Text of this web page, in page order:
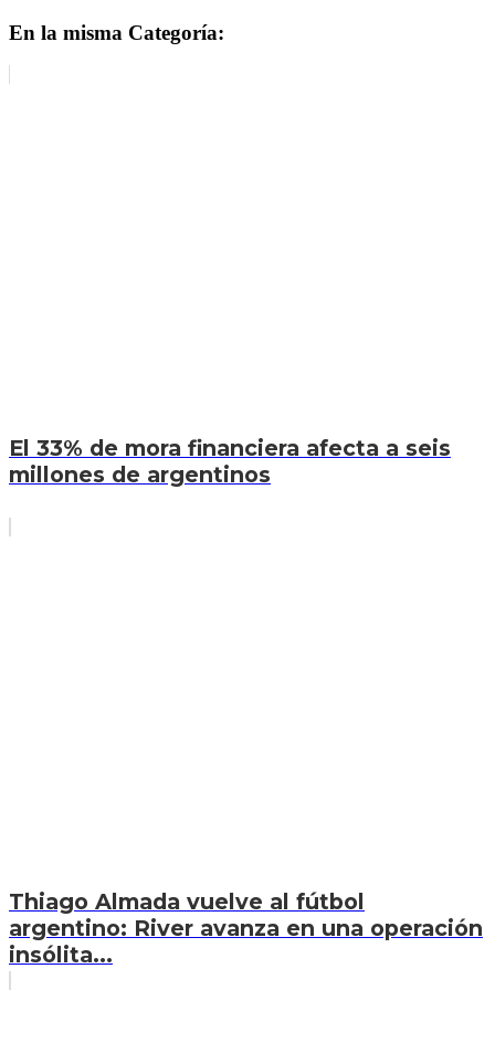
En la misma Categoría:
El 33% de mora financiera afecta a seis
millones de argentinos
Thiago Almada vuelve al fútbol
argentino: River avanza en una operación
insólita...